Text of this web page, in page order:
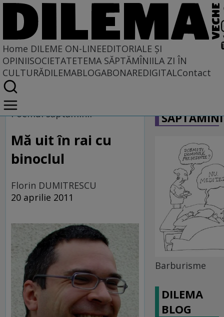
Home DILEME ON-LINEEDITORIALE ȘI
OPINIISOCIETATETEMA SĂPTĂMÎNIILA ZI ÎN
CULTURĂDILEMABLOGABONAREDIGITALContact
Home
Dileme on-line
Poemul săptămînii
Mă uit în rai cu
binoclul
Florin DUMITRESCU
20 aprilie 2011
Barburisme
DILEMA
BLOG